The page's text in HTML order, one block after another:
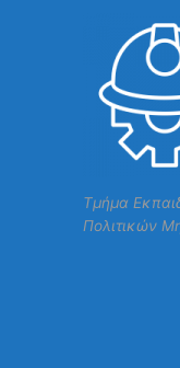
Τμήμα
Πολιτικών